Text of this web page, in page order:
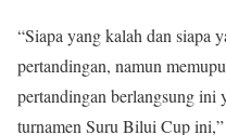
“Siapa yang kalah dan siapa
pertandingan, namun
pertandingan berlangsung ini
turnamen Suru Bilui Cup